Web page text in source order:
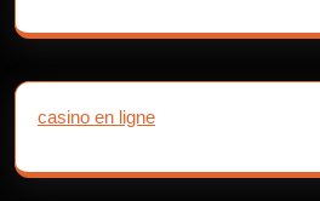
casino en ligne